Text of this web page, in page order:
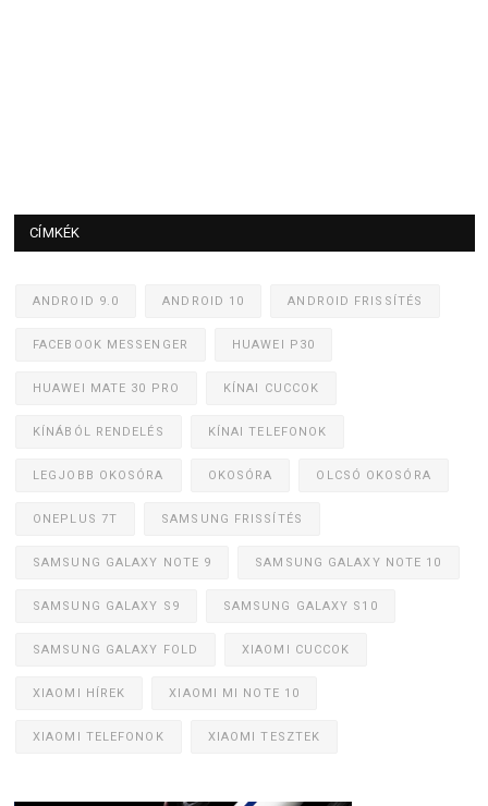
CÍMKÉK
ANDROID 9.0 ANDROID 10 ANDROID FRISSÍTÉS
FACEBOOK MESSENGER HUAWEI P30
HUAWEI MATE 30 PRO KÍNAI CUCCOK
KÍNÁBÓL RENDELÉS KÍNAI TELEFONOK
LEGJOBB OKOSÓRA OKOSÓRA OLCSÓ OKOSÓRA
ONEPLUS 7T SAMSUNG FRISSÍTÉS
SAMSUNG GALAXY NOTE 9 SAMSUNG GALAXY NOTE 10
SAMSUNG GALAXY S9 SAMSUNG GALAXY S10
SAMSUNG GALAXY FOLD XIAOMI CUCCOK
XIAOMI HÍREK XIAOMI MI NOTE 10
XIAOMI TELEFONOK XIAOMI TESZTEK